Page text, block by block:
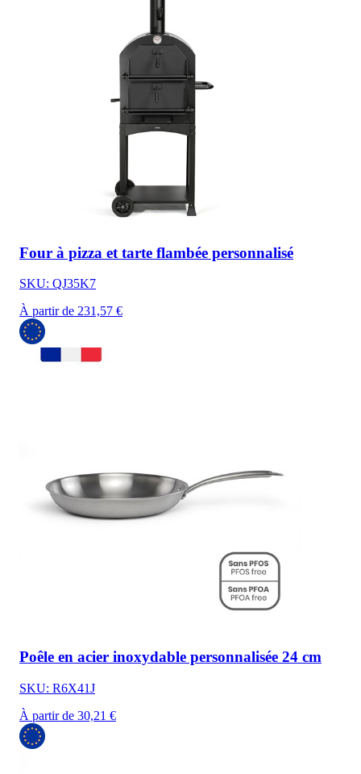
Four à pizza et tarte flambée personnalisé
SKU: QJ35K7
À partir de 231,57 €
Poêle en acier inoxydable personnalisée 24 cm
SKU: R6X41J
À partir de 30,21 €